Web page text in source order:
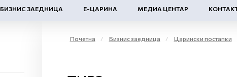
БИЗНИС ЗАЕДНИЦА Е-ЦАРИНА МЕДИА ЦЕНТАР
Почетна Бизнис заедница Царински постапки